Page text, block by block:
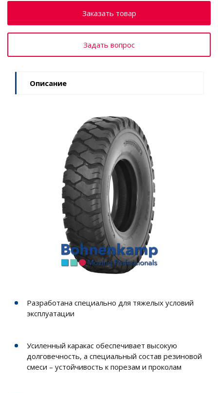
Заказать товар
Задать вопрос
Описание
Разработана специально для тяжелых условий
эксплуатации
Усиленный каракас обеспечивает высокую
долговечность, а специальный состав резиновой
смеси – устойчивость к порезам и проколам